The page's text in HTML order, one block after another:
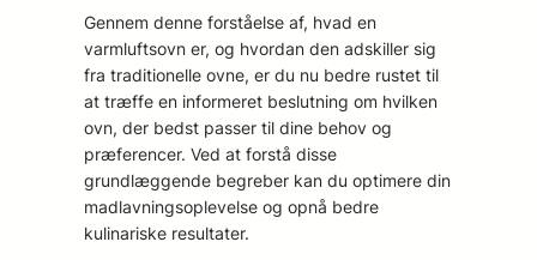
Gennem denne forståelse af, hvad en
varmluftsovn er, og hvordan den adskiller sig
fra traditionelle ovne, er du nu bedre rustet til
at træffe en informeret beslutning om hvilken
ovn, der bedst passer til dine behov og
præferencer. Ved at forstå disse
grundlæggende begreber kan du optimere din
madlavningsoplevelse og opnå bedre
kulinariske resultater.